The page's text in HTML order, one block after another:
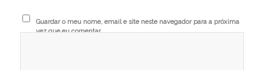
Guardar o meu nome, email e site neste navegador para a próxima
vez que eu comentar.